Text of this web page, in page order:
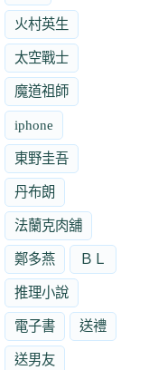
火村英生
太空戰士
魔道祖師
iphone
東野圭吾
丹布朗
法蘭克肉舖
鄭多燕 ＢＬ
推理小說
電子書 送禮
送男友